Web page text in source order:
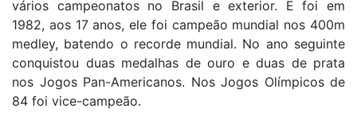
vários campeonatos no Brasil e exterior. E foi em
1982, aos 17 anos, ele foi campeão mundial nos 400m
medley, batendo o recorde mundial. No ano seguinte
conquistou duas medalhas de ouro e duas de prata
nos Jogos Pan-Americanos. Nos Jogos Olímpicos de
84 foi vice-campeão.